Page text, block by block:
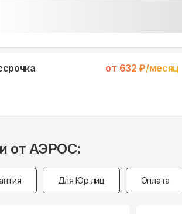
от 632 ₽/месяц
от АЭРОС:
Для Юр.лиц Оплата